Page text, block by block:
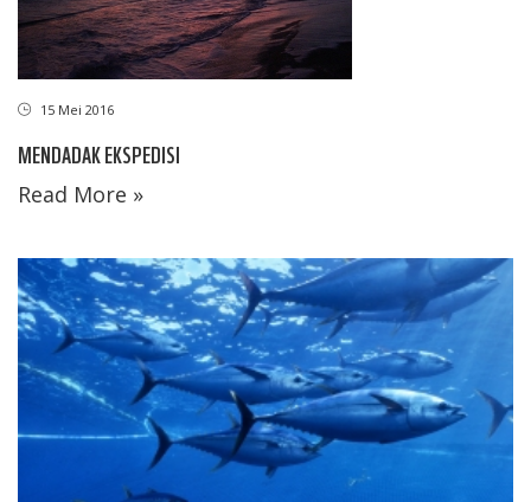
15 Mei 2016
MENDADAK EKSPEDISI
Read More »